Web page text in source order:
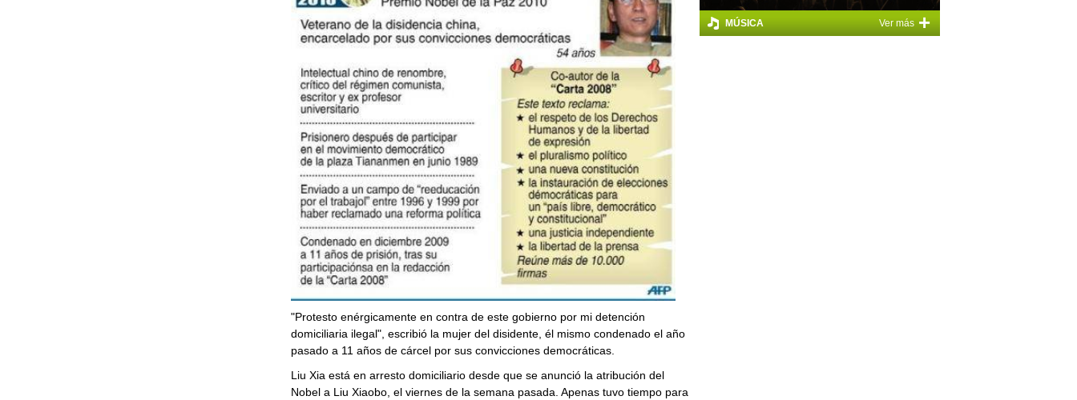
"Protesto enérgicamente en contra de este gobierno por mi detención
domiciliaria ilegal", escribió la mujer del disidente, él mismo condenado el año
pasado a 11 años de cárcel por sus convicciones democráticas.
Liu Xia está en arresto domiciliario desde que se anunció la atribución del
Nobel a Liu Xiaobo, el viernes de la semana pasada. Apenas tuvo tiempo para
Ver más +
MÚSICA